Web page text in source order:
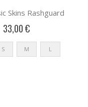
Skins Rashguard
33,00 €
S M L